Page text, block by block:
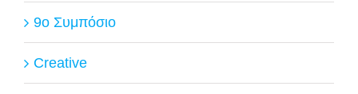
9ο Συμπόσιο
Creative